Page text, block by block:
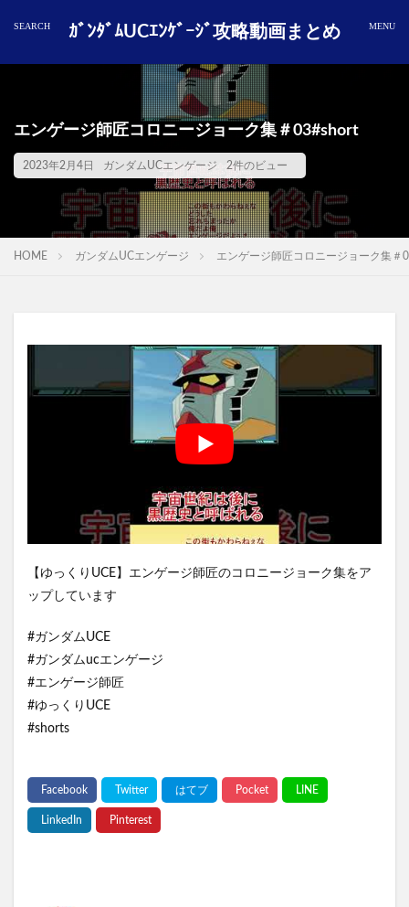
ｶﾞﾝﾀﾞﾑUCｴﾝｹﾞｰｼﾞ攻略動画まとめ
エンゲージ師匠コロニージョーク集＃03#short
2023年2月4日 ガンダムUCエンゲージ 2件のビュー
HOME ガンダムUCエンゲージ エンゲージ師匠コロニージョーク集＃
【ゆっくりUCE】エンゲージ師匠のコロニージョーク集をア
ップしています
#ガンダムUCE
#ガンダムucエンゲージ
#エンゲージ師匠
#ゆっくりUCE
#shorts